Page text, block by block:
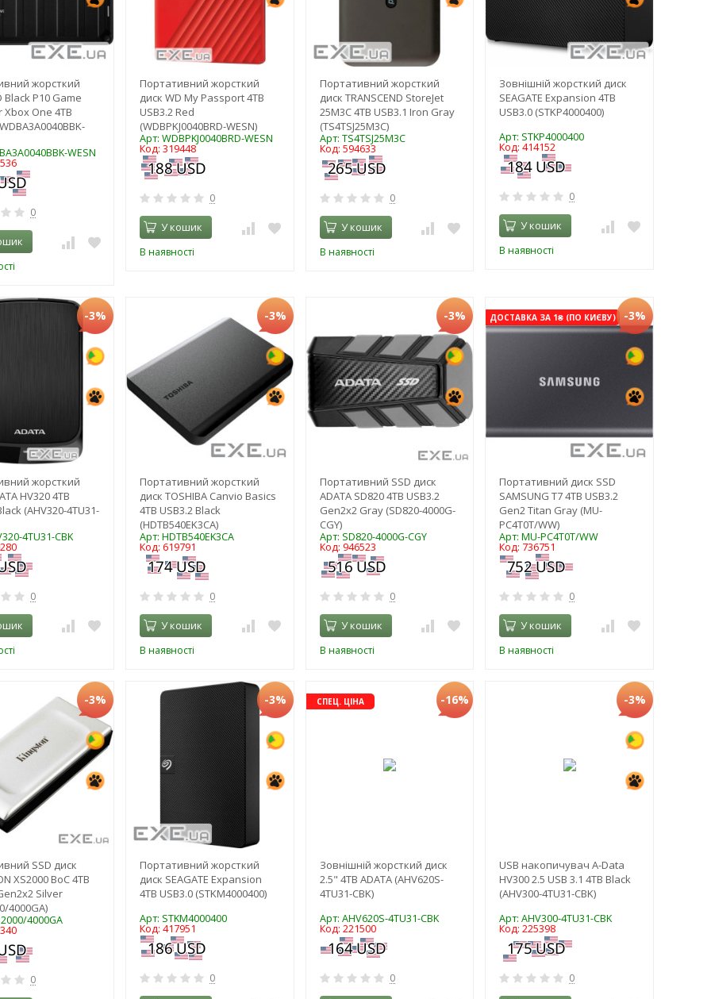
жорсткий
Black P10 Game
Xbox One 4TB
WESN
0
Портативний жорсткий
диск WD My Passport 4TB
USB3.2 Red
(WDBPKJ0040BRD-WESN)
Арт: WDBPKJ0040BRD-WESN
Код: 319448
0
У кошик
В наявності
Портативний жорсткий
диск TRANSCEND StoreJet
25M3C 4TB USB3.1 Iron Gray
(TS4TSJ25M3C)
Арт: TS4TSJ25M3C
Код: 594633
0
У кошик
В наявності
Зовнішній жорсткий диск
SEAGATE Expansion 4TB
USB3.0 (STKP4000400)
Арт: STKP4000400
Код: 414152
0
У кошик
В наявності
-3%
жорсткий
HV320 4TB
(AHV320-4TU31-
4TU31-CBK
0
-3%
Портативний жорсткий
диск TOSHIBA Canvio Basics
4TB USB3.2 Black
(HDTB540EK3CA)
Арт: HDTB540EK3CA
Код: 619791
0
У кошик
В наявності
-3%
Портативний SSD диск
ADATA SD820 4TB USB3.2
Gen2x2 Gray (SD820-4000G-
CGY)
Арт: SD820-4000G-CGY
Код: 946523
0
У кошик
В наявності
ДОСТАВКА ЗА 1₴ (ПО КИЄВУ) -3%
Портативний диск SSD
SAMSUNG T7 4TB USB3.2
Gen2 Titan Gray (MU-
PC4T0T/WW)
Арт: MU-PC4T0T/WW
Код: 736751
0
У кошик
В наявності
-3%
SSD диск
XS2000 BoC 4TB
Silver
4000GA)
4000GA
0
-3%
Портативний жорсткий
диск SEAGATE Expansion
4TB USB3.0 (STKM4000400)
Арт: STKM4000400
Код: 417951
0
СПЕЦ. ЦІНА -16%
Зовнішній жорсткий диск
2.5" 4TB ADATA (AHV620S-
4TU31-CBK)
Арт: AHV620S-4TU31-CBK
Код: 221500
0
-3%
USB накопичувач A-Data
HV300 2.5 USB 3.1 4TB Black
(AHV300-4TU31-CBK)
Арт: AHV300-4TU31-CBK
Код: 225398
0